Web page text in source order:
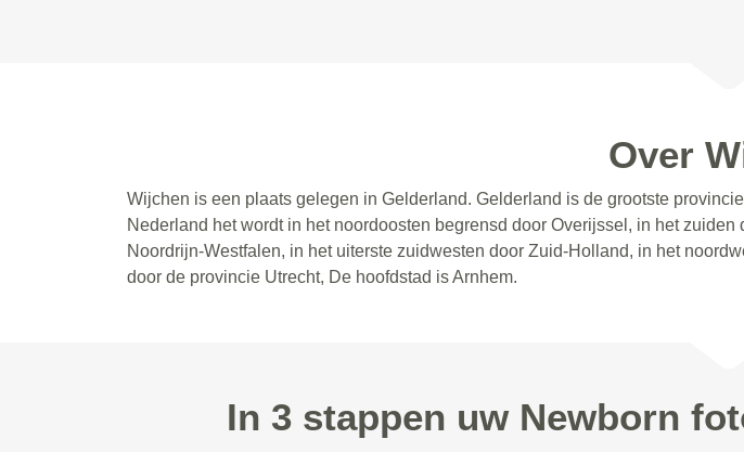
Over
Wijchen is een plaats gelegen in Gelderland. Gelderland is de grootste
Nederland het wordt in het noordoosten begrensd door Overijssel, in het
Noordrijn-Westfalen, in het uiterste zuidwesten door Zuid-Holland, in het
door de provincie Utrecht, De hoofdstad is Arnhem.
In 3 stappen uw Newborn